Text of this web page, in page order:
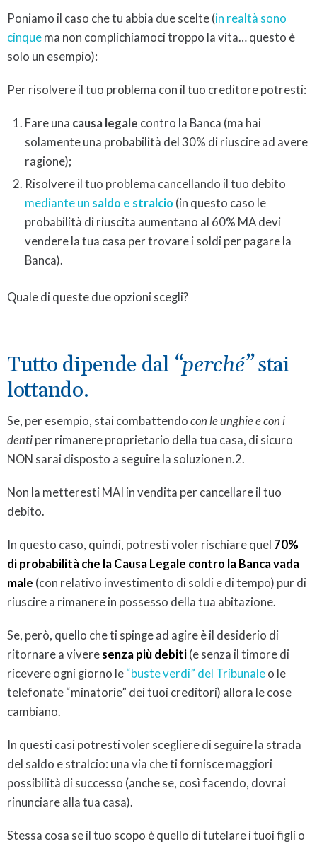
Poniamo il caso che tu abbia due scelte (in realtà sono
cinque ma non complichiamoci troppo la vita… questo è
solo un esempio):
Per risolvere il tuo problema con il tuo creditore potresti:
Fare una causa legale contro la Banca (ma hai
solamente una probabilità del 30% di riuscire ad avere
ragione);
Risolvere il tuo problema cancellando il tuo debito
mediante un saldo e stralcio (in questo caso le
probabilità di riuscita aumentano al 60% MA devi
vendere la tua casa per trovare i soldi per pagare la
Banca).
Quale di queste due opzioni scegli?
Tutto dipende dal“perché”stai
lottando.
Se, per esempio, stai combattendo con le unghie e con i
denti per rimanere proprietario della tua casa, di sicuro
NON sarai disposto a seguire la soluzione n.2.
Non la metteresti MAI in vendita per cancellare il tuo
debito.
In questo caso, quindi, potresti voler rischiare quel 70%
di probabilità che la Causa Legale contro la Banca vada
male (con relativo investimento di soldi e di tempo) pur di
riuscire a rimanere in possesso della tua abitazione.
Se, però, quello che ti spinge ad agire è il desiderio di
ritornare a vivere senza più debiti (e senza il timore di
ricevere ogni giorno le “buste verdi” del Tribunale o le
telefonate “minatorie” dei tuoi creditori) allora le cose
cambiano.
In questi casi potresti voler scegliere di seguire la strada
del saldo e stralcio: una via che ti fornisce maggiori
possibilità di successo (anche se, così facendo, dovrai
rinunciare alla tua casa).
Stessa cosa se il tuo scopo è quello di tutelare i tuoi figli o